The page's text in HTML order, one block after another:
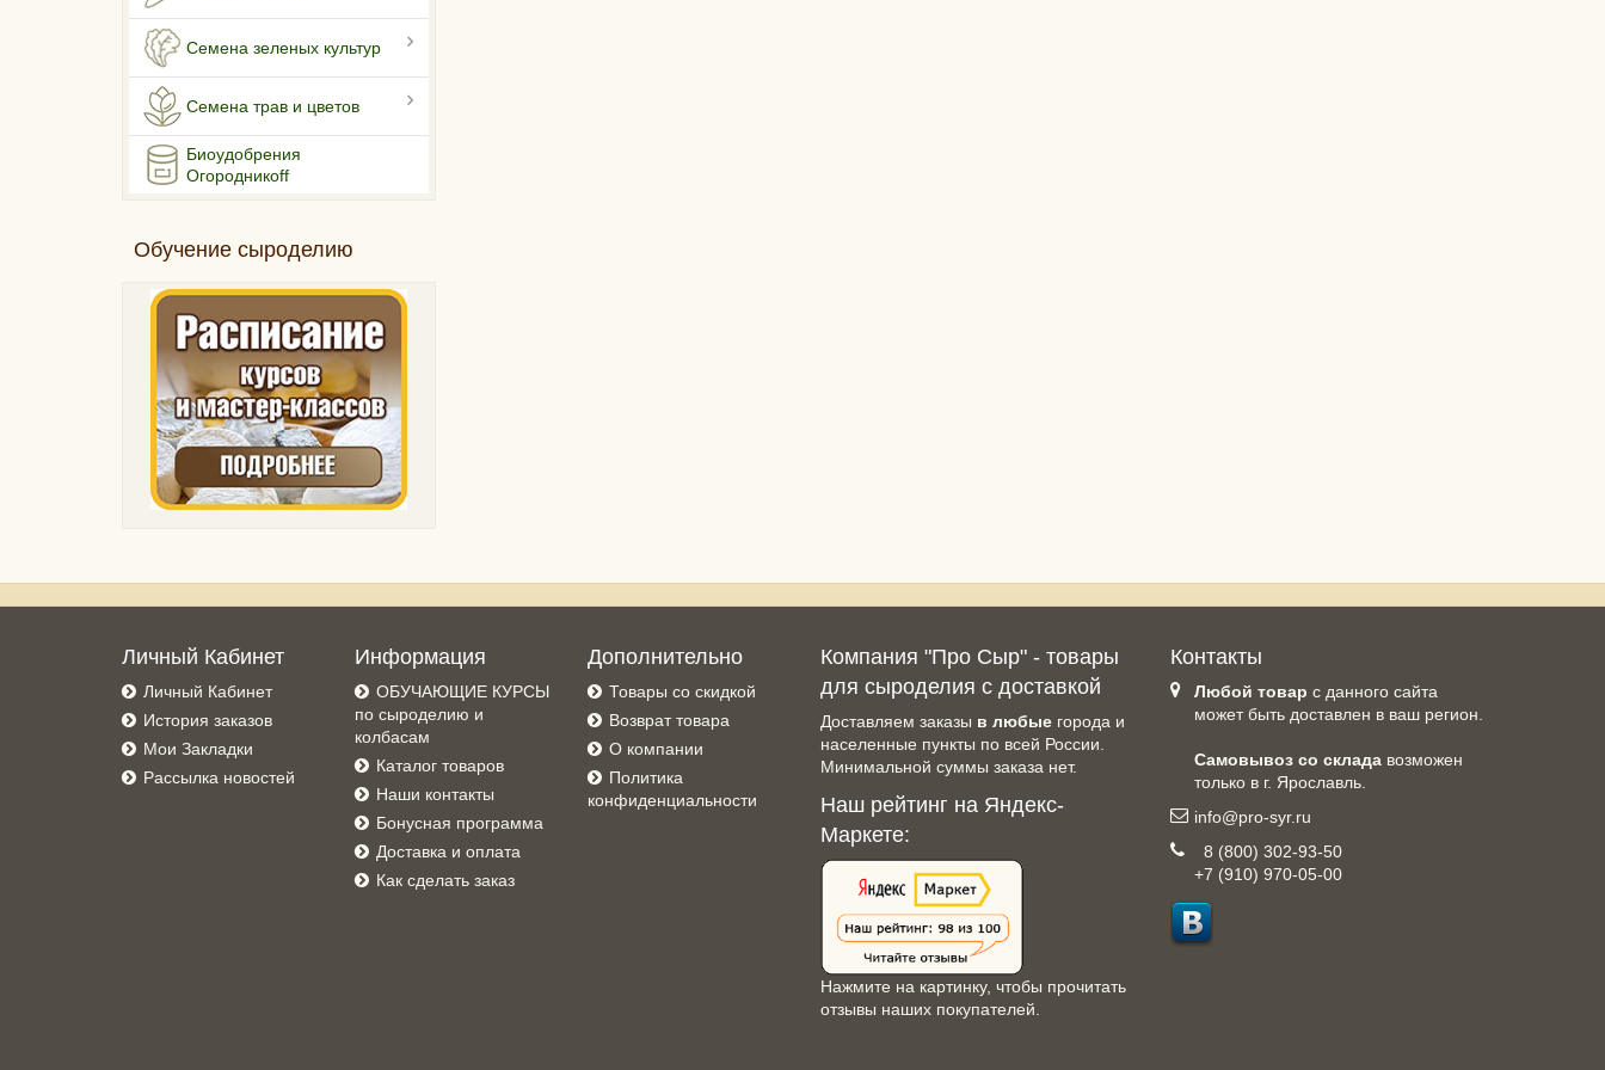
Семена зеленых культур
Семена трав и цветов
Биоудобрения
Огородникоff
Обучение сыроделию
Личный Кабинет
Личный Кабинет
История заказов
Мои Закладки
Рассылка новостей
Информация
ОБУЧАЮЩИЕ КУРСЫ
по сыроделию и
колбасам
Каталог товаров
Наши контакты
Бонусная программа
Доставка и оплата
Как сделать заказ
Дополнительно
Товары со скидкой
Возврат товара
О компании
Политика
конфиденциальности
Компания "Про Сыр" - товары
для сыроделия с доставкой
Доставляем заказы в любые города и
населенные пункты по всей России.
Минимальной суммы заказа нет.
Наш рейтинг на Яндекс-
Маркете:
Нажмите на картинку, чтобы прочитать
отзывы наших покупателей.
Контакты
Любой товар с данного сайта
может быть доставлен в ваш регион.
Самовывоз со складавозможен
только в г. Ярославль.
info@pro-syr.ru
8 (800) 302-93-50
+7 (910) 970-05-00